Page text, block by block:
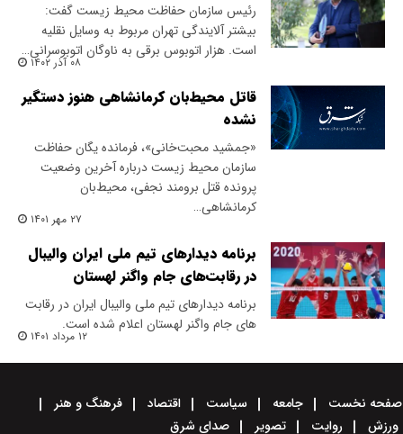
رئیس سازمان حفاظت محیط زیست گفت:
بیشتر آلایندگی تهران مربوط به وسایل نقلیه
است. هزار اتوبوس برقی به ناوگان اتوبوسرانی…
۰۸ آذر ۱۴۰۲
قاتل محیط‌بان کرمانشاهی هنوز دستگیر
نشده
«جمشید محبت‌خانی»، فرمانده یگان حفاظت
سازمان محیط زیست درباره آخرین وضعیت
پرونده قتل برومند نجفی، محیط‌بان
کرمانشاهی…
۲۷ مهر ۱۴۰۱
برنامه دیدارهای تیم ملی ایران والیبال
در رقابت‌های جام واگنر لهستان
برنامه دیدارهای تیم ملی والیبال ایران در رقابت‌
های جام واگنر لهستان اعلام شده است.
۱۲ مرداد ۱۴۰۱
صفحه نخست جامعه سیاست اقتصاد
فرهنگ و هنر
ورزش
روایت تصویر صدای شرق